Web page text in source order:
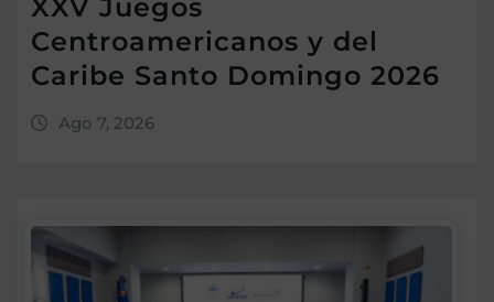
XXV Juegos
Centroamericanos y del
Caribe Santo Domingo 2026
Ago 7, 2026